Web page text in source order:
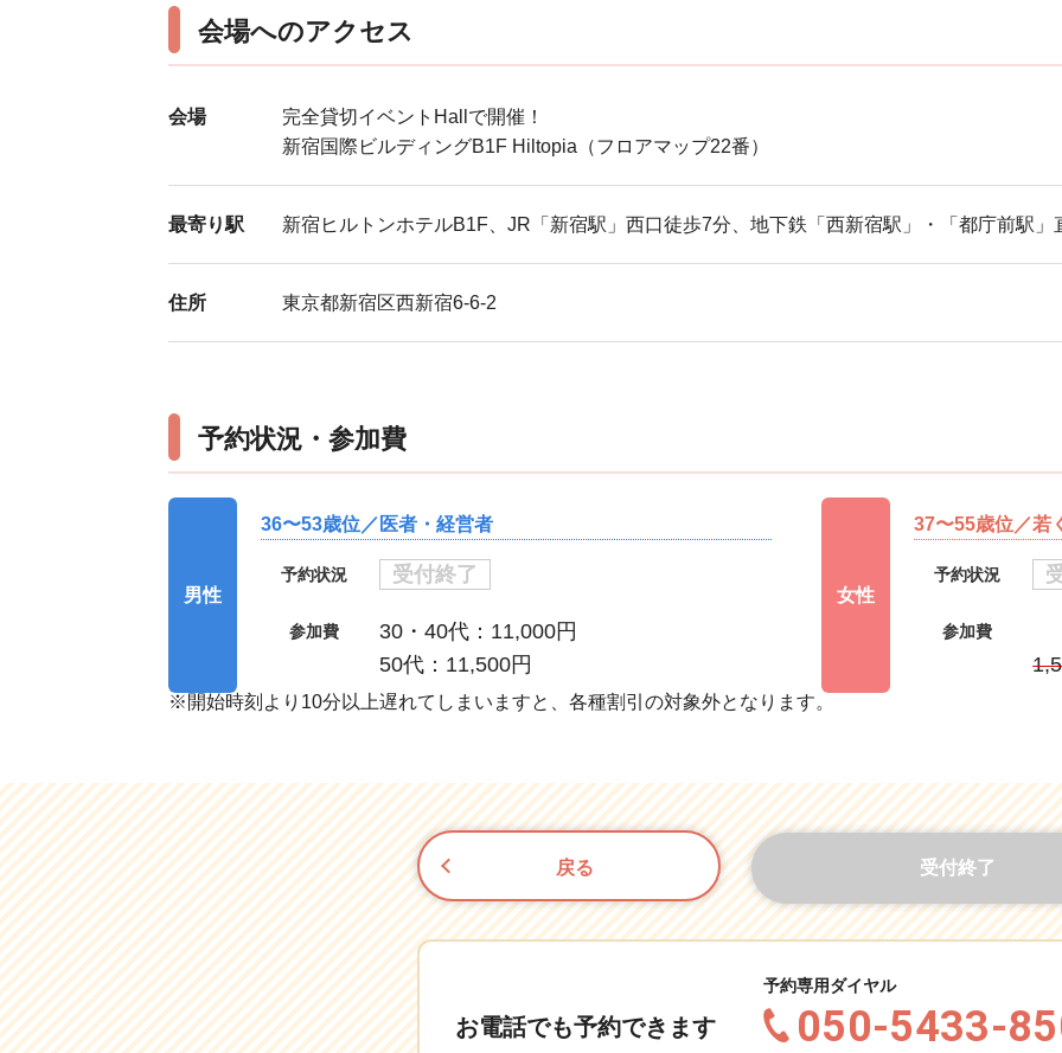
会場へのアクセス
会場
完全貸切イベントHallで開催！
新宿国際ビルディングB1F Hiltopia（フロアマップ22番）
最寄り駅 新宿ヒルトンホテルB1F、JR「新宿駅」西口徒歩7分、地下鉄「西新宿駅」・「都庁前駅」
住所 東京都新宿区西新宿6-6-2
予約状況・参加費
男性
36〜53歳位／医者・経営者
予約状況 受付終了
参加費
30・40代：11,000円
50代：11,500円
女性
37〜55歳位／若
予約状況
参加費
※開始時刻より10分以上遅れてしまいますと、各種割引の対象外となります。
戻る 受付終了
お電話でも予約できます
予約専用ダイヤル
050-5433-